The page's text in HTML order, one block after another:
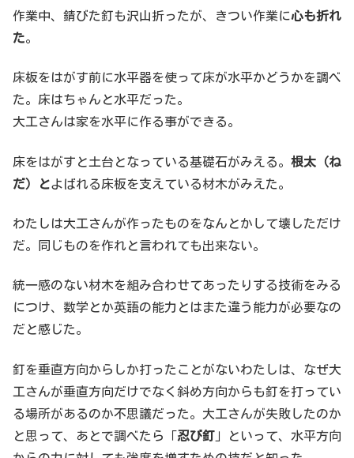
作業中、錆びた釘も沢山折ったが、きつい作業に心も折れ
た。
床板をはがす前に水平器を使って床が水平かどうかを調べ
た。床はちゃんと水平だった。
大工さんは家を水平に作る事ができる。
床をはがすと土台となっている基礎石がみえる。 根太（ね
だ）とよばれる床板を支えている材木がみえた。
わたしは大工さんが作ったものをなんとかして壊しただけ
だ。同じものを作れと言われても出来ない。
統一感のない材木を組み合わせてあったりする技術をみる
につけ、数学とか英語の能力とはまた違う能力が必要なの
だと感じた。
釘を垂直方向からしか打ったことがないわたしは、なぜ大
工さんが垂直方向だけでなく斜め方向からも釘を打ってい
る場所があるのか不思議だった。大工さんが失敗したのか
と思って、あとで調べたら「忍び釘 」といって、水平方向